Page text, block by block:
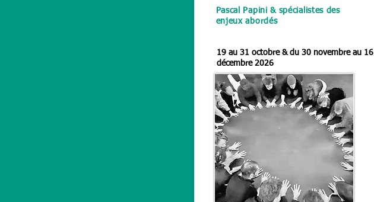
Pascal Papini & spécialistes des
enjeux abordés
19 au 31 octobre & du 30 novembre au 16
décembre 2026